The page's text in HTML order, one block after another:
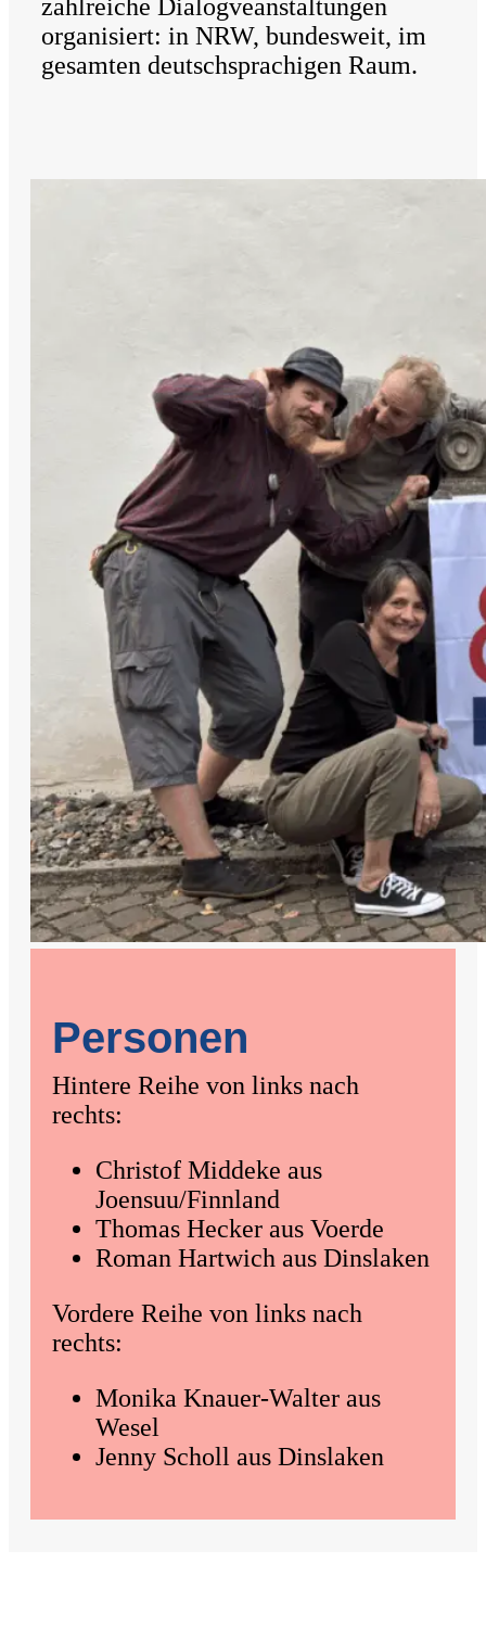
zahlreiche Dialogveanstaltungen
organisiert: in NRW, bundesweit, im
gesamten deutschsprachigen Raum.
Personen
Hintere Reihe von links nach
rechts:
Christof Middeke aus
Joensuu/Finnland
Thomas Hecker aus Voerde
Roman Hartwich aus Dinslaken
Vordere Reihe von links nach
rechts:
Monika Knauer-Walter aus
Wesel
Jenny Scholl aus Dinslaken